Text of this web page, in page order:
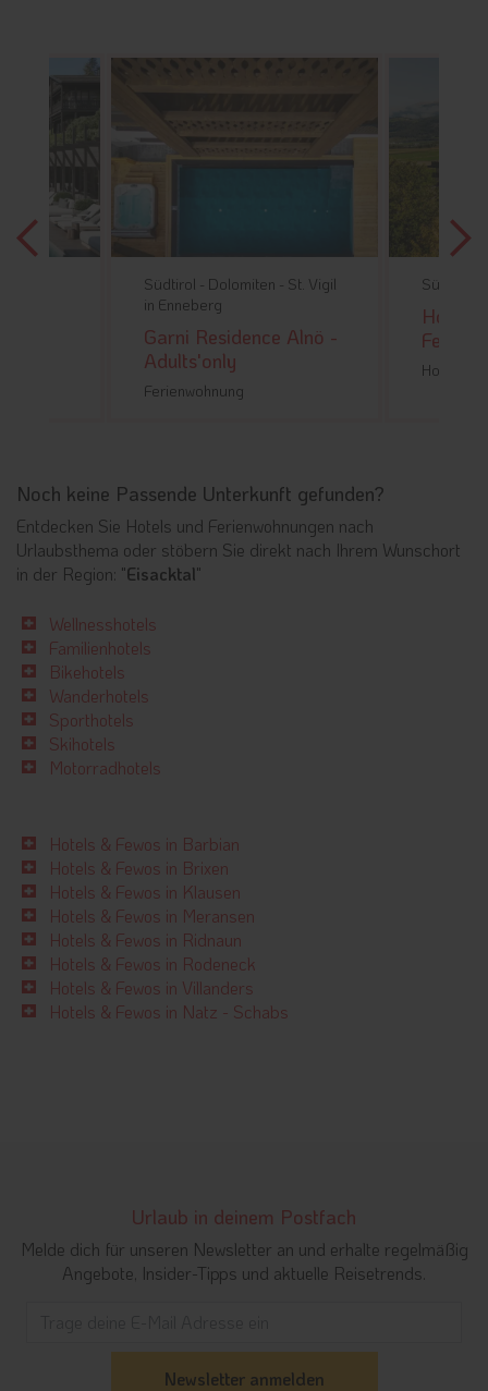
Südtirol - Dolomiten - St. Vigil
in Enneberg
Garni Residence Alnö -
Adults'only
Ferienwohnung
Südtirol -
Hotel
Hotel
Noch keine Passende Unterkunft gefunden?
Entdecken Sie Hotels und Ferienwohnungen nach
Urlaubsthema oder stöbern Sie direkt nach Ihrem Wunschort
in der Region: "Eisacktal"
Wellnesshotels
Familienhotels
Bikehotels
Wanderhotels
Sporthotels
Skihotels
Motorradhotels
Hotels & Fewos in Barbian
Hotels & Fewos in Brixen
Hotels & Fewos in Klausen
Hotels & Fewos in Meransen
Hotels & Fewos in Ridnaun
Hotels & Fewos in Rodeneck
Hotels & Fewos in Villanders
Hotels & Fewos in Natz - Schabs
Urlaub in deinem Postfach
Melde dich für unseren Newsletter an und erhalte regelmäßig
Angebote, Insider-Tipps und aktuelle Reisetrends.